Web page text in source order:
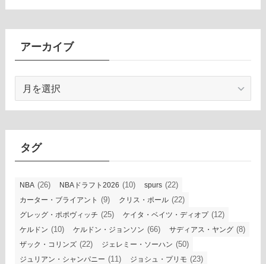
アーカイブ
カ
タグ
NBA (26) NBAドラフト2026 (10) spurs (22)
カーター・ブライアント (9) クリス・ポール (22)
グレッグ・ポポヴィッチ (25) ケイタ・ベイツ・ディオプ(12)
ケルドン (10) ケルドン・ジョンソン (66) サディアス・ヤング (8)
ザック・コリンズ (22) ジェレミー・ソーハン (50)
ジュリアン・シャンパニー (11) ジョシュ・プリモ (23)